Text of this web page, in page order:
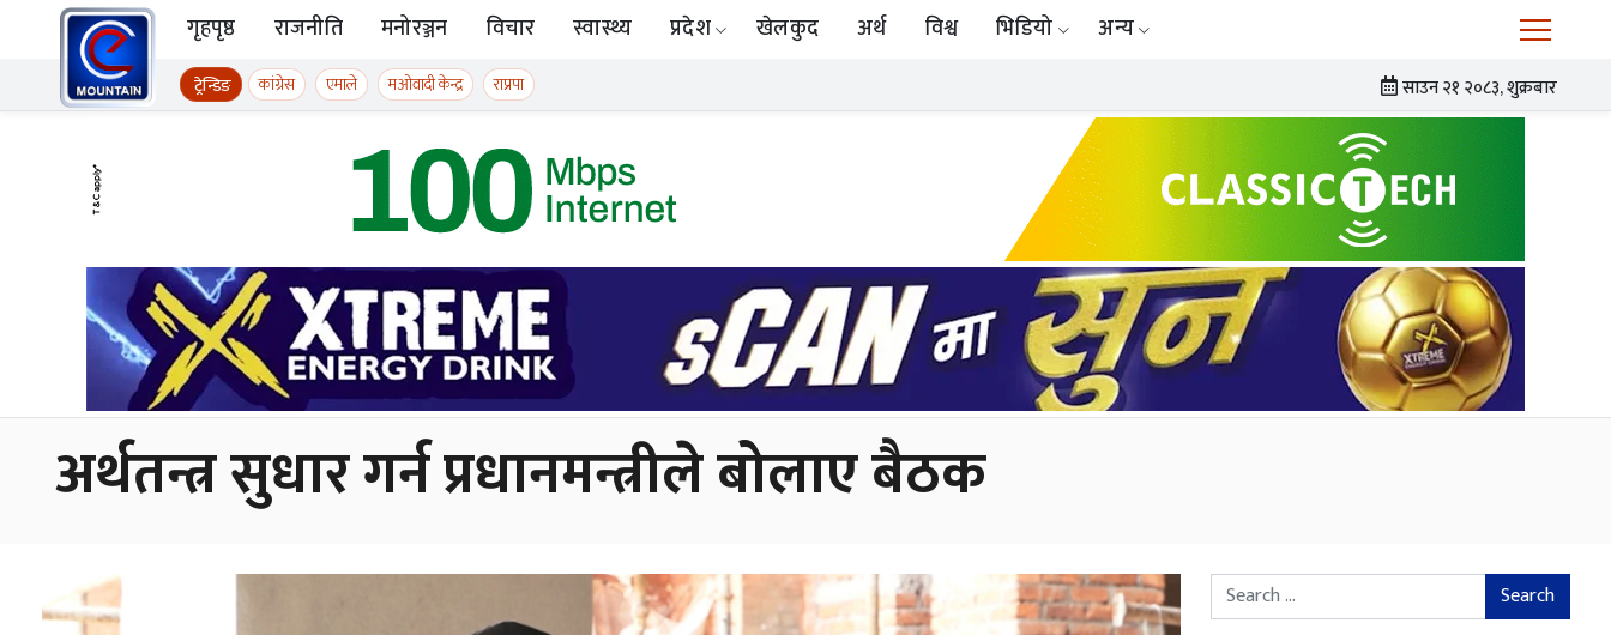
Skip to content
ईमाउण्टेन समाचार
गृहपृष्ठ राजनीति मनोरञ्जन विचार स्वास्थ्य प्रदेश खेलकुद अर्थ विश्व भिडियो अन्य
ट्रेन्डिङ कांग्रेस एमाले मओवादी केन्द्र राप्रपा साउन २१ २०८३, शुक्रबार
अर्थतन्त्र सुधार गर्न प्रधानमन्त्रीले बोलाए बैठक
Search for: